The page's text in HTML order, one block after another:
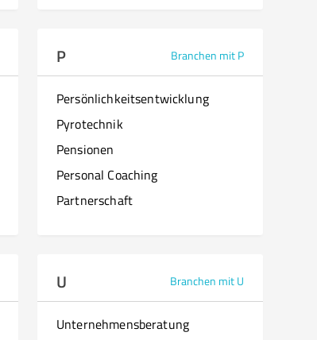
P Branchen mit P
Persönlichkeitsentwicklung
Pyrotechnik
Pensionen
Personal Coaching
Partnerschaft
U Branchen mit U
Unternehmensberatung